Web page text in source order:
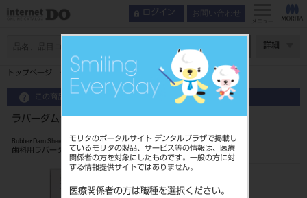
モリタのポータルサイト デンタルプラザで掲載し
ているモリタの製品、サービス等の情報は、医療
関係者の方を対象にしたものです。一般の方に対
する情報提供サイトではありません。
医療関係者の方は職種を選択ください。
ログイン お問い合わせ
メニュー
詳細
トップページ ラバーダムシート 6×6 ヘビー ライト
この商品に関するお問い合わせ
ラバーダムシート 6×6 ヘビー ライト
Rubber Dam Sheet
歯科用ラバーダム
206330036L